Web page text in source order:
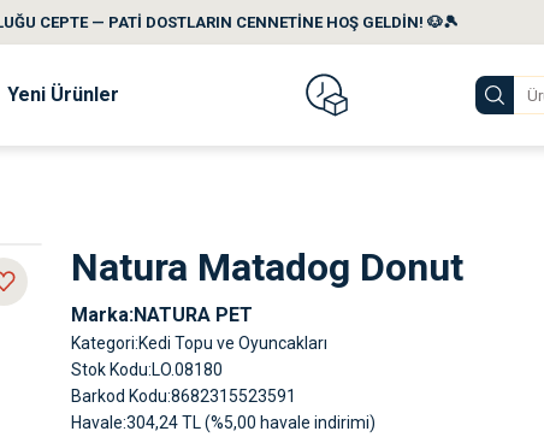
CEPTE — PATİ DOSTLARIN CENNETİNE HOŞ GELDİN! 🐶🎾
Yeni Ürünler
Natura Matadog Donut
Marka NATURA PET
Kategori Kedi Topu ve Oyuncakları
Stok Kodu LO.08180
Barkod Kodu 8682315523591
Havale 304,24 TL (%5,00 havale indirimi)